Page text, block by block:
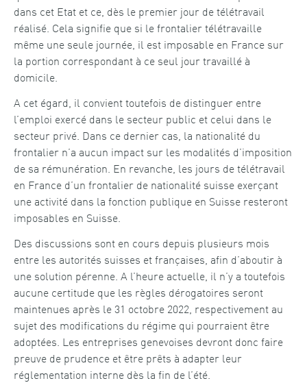
dans cet Etat et ce, dès le premier jour de télétravail
réalisé. Cela signifie que si le frontalier télétravaille
même une seule journée, il est imposable en France sur
la portion correspondant à ce seul jour travaillé à
domicile.
A cet égard, il convient toutefois de distinguer entre
l’emploi exercé dans le secteur public et celui dans le
secteur privé. Dans ce dernier cas, la nationalité du
frontalier n’a aucun impact sur les modalités d’imposition
de sa rémunération. En revanche, les jours de télétravail
en France d’un frontalier de nationalité suisse exerçant
une activité dans la fonction publique en Suisse resteront
imposables en Suisse.
Des discussions sont en cours depuis plusieurs mois
entre les autorités suisses et françaises, afin d’aboutir à
une solution pérenne. A l’heure actuelle, il n’y a toutefois
aucune certitude que les règles dérogatoires seront
maintenues après le 31 octobre 2022, respectivement au
sujet des modifications du régime qui pourraient être
adoptées. Les entreprises genevoises devront donc faire
preuve de prudence et être prêts à adapter leur
réglementation interne dès la fin de l’été.